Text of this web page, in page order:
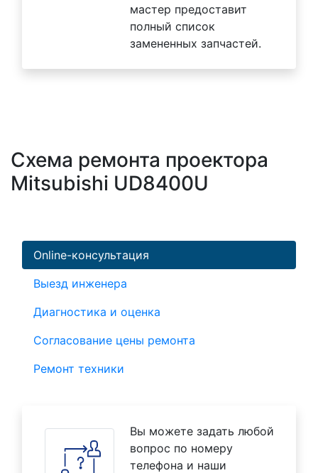
мастер предоставит
полный список
замененных запчастей.
Схема ремонта проектора
Mitsubishi UD8400U
Online-консультация
Выезд инженера
Диагностика и оценка
Согласование цены ремонта
Ремонт техники
Вы можете задать любой
вопрос по номеру
телефона и наши